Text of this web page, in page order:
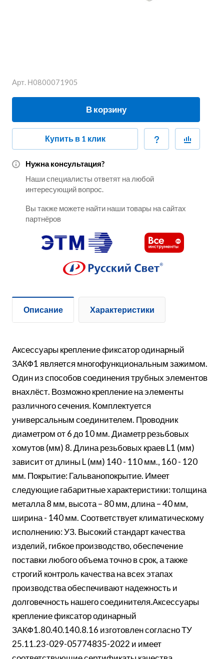
Арт. Н0800071905
В корзину
Купить в 1 клик
Нужна консультация?
Наши специалисты ответят на любой
интересующий вопрос.
Вы также можете найти наши товары на сайтах
партнёров
Описание Характеристики
Аксессуары крепление фиксатор одинарный
ЗАКФ1 является многофункциональным зажимом.
Один из способов соединения трубных элементов
внахлёст. Возможно крепление на элементы
различного сечения. Комплектуется
универсальным соединителем. Проводник
диаметром от 6 до 10 мм. Диаметр резьбовых
хомутов (мм) 8. Длина резьбовых краев L1 (мм)
зависит от длины L (мм) 140 - 110 мм., 160 - 120
мм. Покрытие: Гальванопокрытие. Имеет
следующие габаритные характеристики: толщина
металла 8 мм, высота – 80 мм, длина – 40 мм,
ширина - 140 мм. Соответствует климатическому
исполнению: УЗ. Высокий стандарт качества
изделий, гибкое производство, обеспечение
поставки любого объема точно в срок, а также
строгий контроль качества на всех этапах
производства обеспечивают надежность и
долговечность нашего соединителя.Аксессуары
крепление фиксатор одинарный
ЗАКФ1.80.40.140.8.16 изготовлен согласно ТУ
25.11.23-029-05774835-2022 и имеет